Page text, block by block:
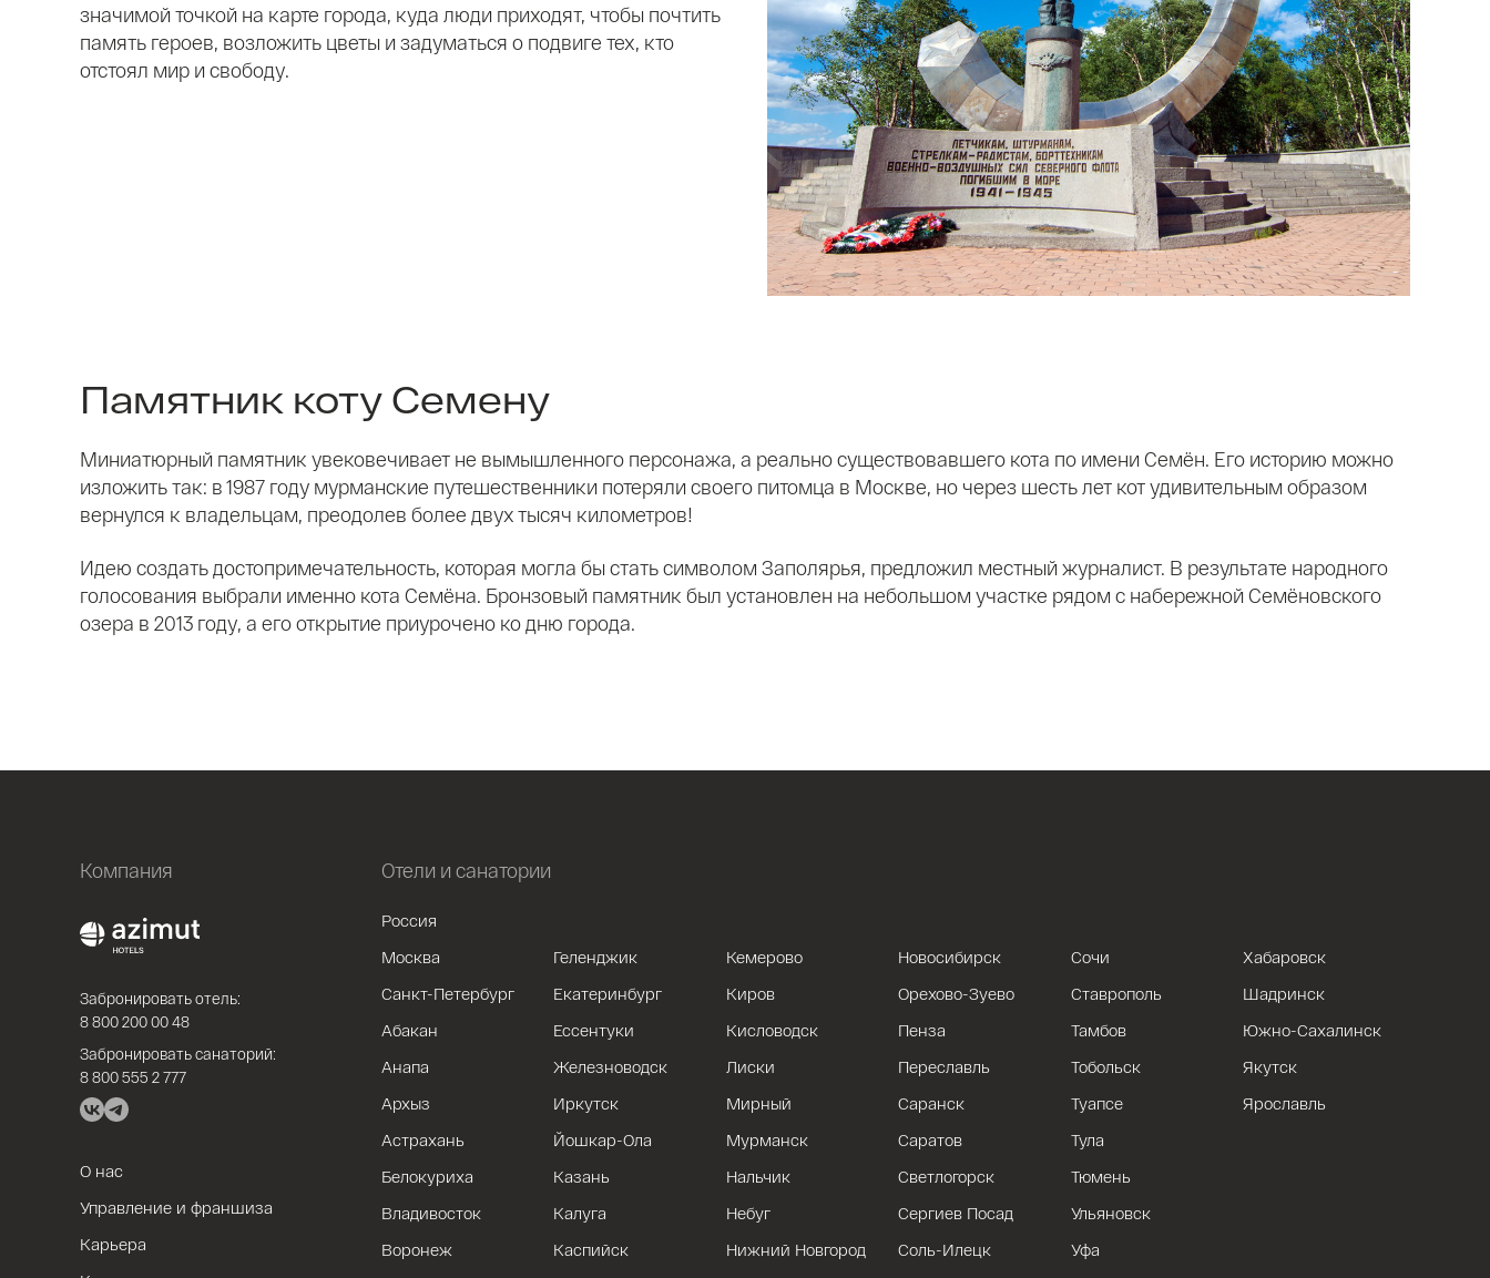
значимой точкой на карте города, куда люди приходят, чтобы почтить
память героев, возложить цветы и задуматься о подвиге тех, кто
отстоял мир и свободу.
Памятник коту Семену
Миниатюрный памятник увековечивает не вымышленного персонажа, а реально существовавшего кота по имени Семён. Его историю можно
изложить так: в 1987 году мурманские путешественники потеряли своего питомца в Москве, но через шесть лет кот удивительным образом
вернулся к владельцам, преодолев более двух тысяч километров!
Идею создать достопримечательность, которая могла бы стать символом Заполярья, предложил местный журналист. В результате народного
голосования выбрали именно кота Семёна. Бронзовый памятник был установлен на небольшом участке рядом с набережной Семёновского
озера в 2013 году, а его открытие приурочено ко дню города.
Компания
Забронировать отель:
8 800 200 00 48
Забронировать санаторий:
8 800 555 2 777
О нас
Управление и франшиза
Карьера
Отели и санатории
Россия
Москва
Санкт-Петербург
Абакан
Анапа
Архыз
Астрахань
Белокуриха
Владивосток
Воронеж
Геленджик
Екатеринбург
Ессентуки
Железноводск
Иркутск
Йошкар-Ола
Казань
Калуга
Каспийск
Кемерово
Киров
Кисловодск
Лиски
Мирный
Мурманск
Нальчик
Небуг
Нижний Новгород
Новосибирск
Орехово-Зуево
Пенза
Переславль
Саранск
Саратов
Светлогорск
Сергиев Посад
Соль-Илецк
Сочи
Ставрополь
Тамбов
Тобольск
Туапсе
Тула
Тюмень
Ульяновск
Уфа
Хабаровск
Шадринск
Южно-Сахалинск
Якутск
Ярославль